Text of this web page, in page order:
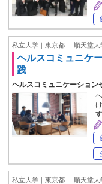
私立大学｜東京都 順天堂大
ヘルスコミュニケ
践
ヘルスコミュニケーション
私立大学｜東京都 順天堂大